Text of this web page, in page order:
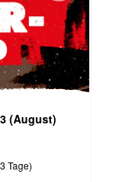
(August)
Tage)